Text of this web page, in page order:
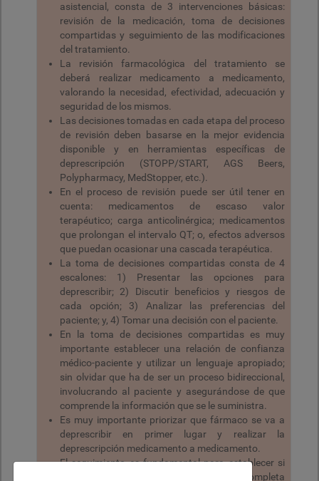
asistencial, consta de 3 intervenciones básicas:
revisión de la medicación, toma de decisiones
compartidas y seguimiento de las modificaciones
del tratamiento.
La revisión farmacológica del tratamiento se
deberá realizar medicamento a medicamento,
valorando la necesidad, efectividad, adecuación y
seguridad de los mismos.
Las decisiones tomadas en cada etapa del proceso
de revisión deben basarse en la mejor evidencia
disponible y en herramientas específicas de
deprescripción (STOPP/START, AGS Beers,
Polypharmacy, MedStopper, etc.).
En el proceso de revisión puede ser útil tener en
cuenta: medicamentos de escaso valor
terapéutico; carga anticolinérgica; medicamentos
que prolongan el intervalo QT; o, efectos adversos
que puedan ocasionar una cascada terapéutica.
La toma de decisiones compartidas consta de 4
escalones: 1) Presentar las opciones para
deprescribir; 2) Discutir beneficios y riesgos de
cada opción; 3) Analizar las preferencias del
paciente; y, 4) Tomar una decisión con el paciente.
En la toma de decisiones compartidas es muy
importante establecer una relación de confianza
médico-paciente y utilizar un lenguaje apropiado;
sin olvidar que ha de ser un proceso bidireccional,
involucrando al paciente y asegurándose de que
comprende la información que se le suministra.
Es muy importante priorizar que fármaco se va a
deprescribir en primer lugar y realizar la
deprescripción medicamento a medicamento.
El seguimiento es fundamental para establecer si
se puede interrumpir el fármaco de forma completa